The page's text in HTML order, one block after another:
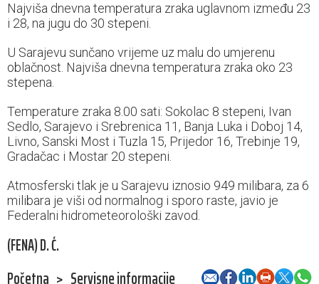
Najviša dnevna temperatura zraka uglavnom između 23
i 28, na jugu do 30 stepeni.
U Sarajevu sunčano vrijeme uz malu do umjerenu
oblačnost. Najviša dnevna temperatura zraka oko 23
stepena.
Temperature zraka 8.00 sati: Sokolac 8 stepeni, Ivan
Sedlo, Sarajevo i Srebrenica 11, Banja Luka i Doboj 14,
Livno, Sanski Most i Tuzla 15, Prijedor 16, Trebinje 19,
Gradačac i Mostar 20 stepeni.
Atmosferski tlak je u Sarajevu iznosio 949 milibara, za 6
milibara je viši od normalnog i sporo raste, javio je
Federalni hidrometeorološki zavod.
(FENA) D. Ć.
Početna > Servisne informacije